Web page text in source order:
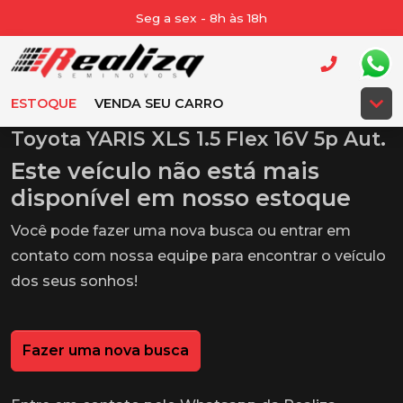
Seg a sex - 8h às 18h
ESTOQUE VENDA SEU CARRO
Toyota YARIS XLS 1.5 Flex 16V 5p Aut.
Este veículo não está mais
disponível em nosso estoque
Você pode fazer uma nova busca ou entrar em
contato com nossa equipe para encontrar o veículo
dos seus sonhos!
Fazer uma nova busca